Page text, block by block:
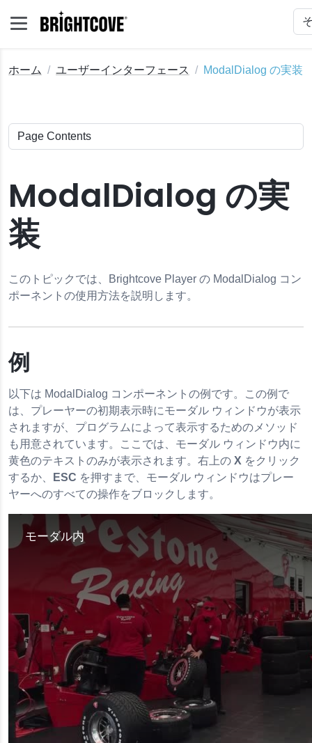
イン
ホーム ユーザーインターフェース ModalDialog の実装
ModalDialog の実
装
このトピックでは、Brightcove Player の ModalDialog コン
ポーネントの使用方法を説明します。
例
以下は ModalDialog コンポーネントの例です。この例で
は、プレーヤーの初期表示時にモーダル ウィンドウが表示
されますが、プログラムによって表示するためのメソッド
も用意されています。ここでは、モーダル ウィンドウ内に
黄色のテキストのみが表示されます。右上の X をクリック
するか、
ESC を押すまで、モーダル ウィンドウはプレー
ヤーへのすべての操作をブロックします。
modal
by
pressing
Escape
key
or
activating
the
close
button.
モーダル内